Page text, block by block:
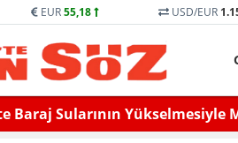
EUR55,18 USD/EUR
Baraj Sularının Yükselmesiyle